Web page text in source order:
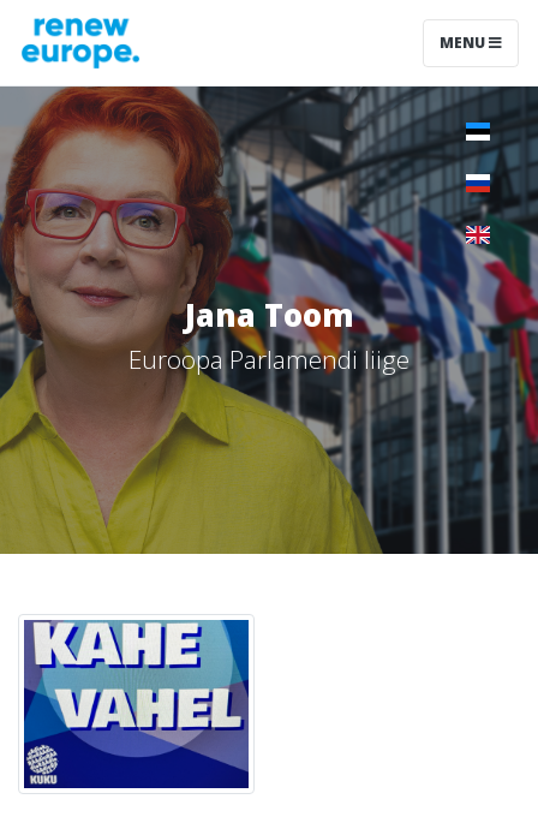
MENU
Jana Toom
Euroopa Parlamendi liige